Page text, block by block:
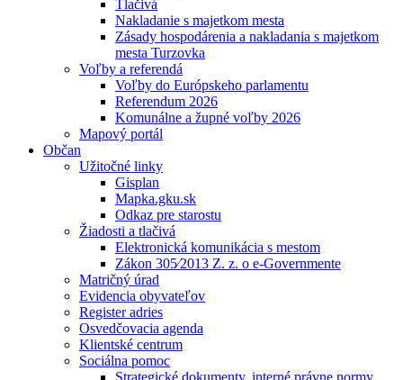
Tlačivá
Nakladanie s majetkom mesta
Zásady hospodárenia a nakladania s majetkom
mesta Turzovka
Voľby a referendá
Voľby do Európskeho parlamentu
Referendum 2026
Komunálne a župné voľby 2026
Mapový portál
Občan
Užitočné linky
Gisplan
Mapka.gku.sk
Odkaz pre starostu
Žiadosti a tlačivá
Elektronická komunikácia s mestom
Zákon 305⁄2013 Z. z. o e-Governmente
Matričný úrad
Evidencia obyvateľov
Register adries
Osvedčovacia agenda
Klientské centrum
Sociálna pomoc
Strategické dokumenty, interné právne normy